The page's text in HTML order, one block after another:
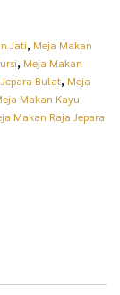
Jati, Meja Makan
, Meja Makan
Bulat, Meja
Makan Kayu
Makan Raja Jepara